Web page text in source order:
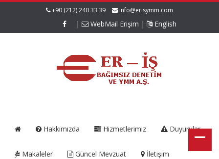
+90 (212) 240 33 39 info@erisymm.com
| WebMail Erişim | English
Hakkımızda Hizmetlerimiz Duyurular
Makaleler Güncel Mevzuat İletişim